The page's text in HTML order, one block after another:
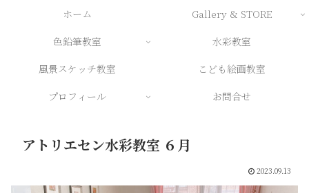
ホーム
Gallery & STORE
色鉛筆教室
水彩教室
風景スケッチ教室
こども絵画教室
プロフィール
お問合せ
アトリエセン水彩教室 ６月
2023.09.13